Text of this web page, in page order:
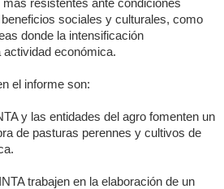
resistentes ante condiciones
sociales y culturales, como
donde la intensificación
económica.
el informe son:
las entidades del agro fomenten un
de pasturas perennes y cultivos de
trabajen en la elaboración de un